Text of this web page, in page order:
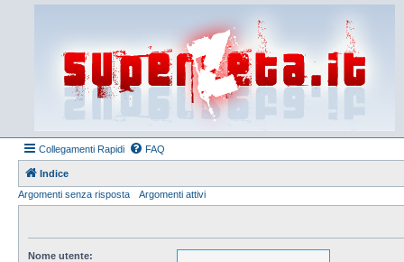
Collegamenti Rapidi FAQ
Indice
Argomenti senza risposta
Argomenti attivi
Nome utente: